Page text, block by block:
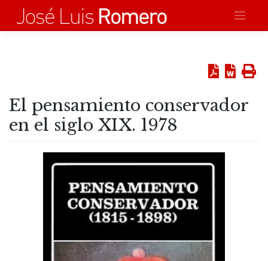
contenido
El pensamiento conservador
en el siglo XIX. 1978